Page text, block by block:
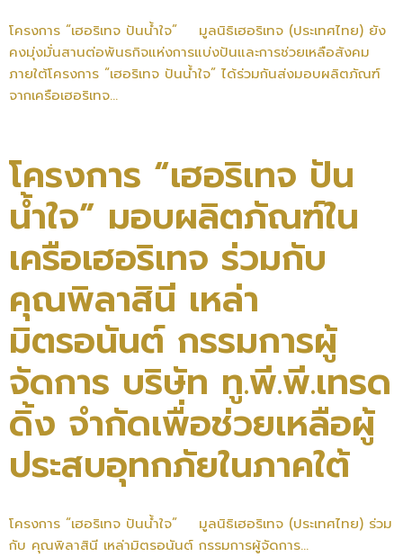
โครงการ “เฮอริเทจ ปันน้ำใจ” มูลนิธิเฮอริเทจ (ประเทศไทย) ยัง
คงมุ่งมั่นสานต่อพันธกิจแห่งการแบ่งปันและการช่วยเหลือสังคม
ภายใต้โครงการ “เฮอริเทจ ปันน้ำใจ” ได้ร่วมกันส่งมอบผลิตภัณฑ์
จากเครือเฮอริเทจ...
โครงการ “เฮอริเทจ ปัน
น้ำใจ” มอบผลิตภัณฑ์ใน
เครือเฮอริเทจ ร่วมกับ
คุณพิลาสินี เหล่า
มิตรอนันต์ กรรมการผู้
จัดการ บริษัท ทู.พี.พี.เทรด
ดิ้ง จำกัดเพื่อช่วยเหลือผู้
ประสบอุทกภัยในภาคใต้
โครงการ “เฮอริเทจ ปันน้ำใจ” มูลนิธิเฮอริเทจ (ประเทศไทย) ร่วม
กับ คุณพิลาสินี เหล่ามิตรอนันต์ กรรมการผู้จัดการ...